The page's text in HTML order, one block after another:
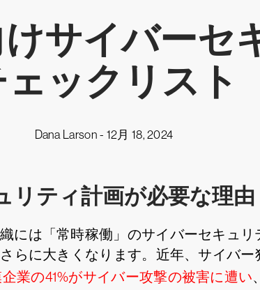
サイバーセ
ックリスト
Dana Larson - 12月 18, 2024
リティ計画が必要な理由
には「常時稼働」のサイバーセキュ
らに大きくなります。近年、サイバ
業の41%がサイバー攻撃の被害に遭い